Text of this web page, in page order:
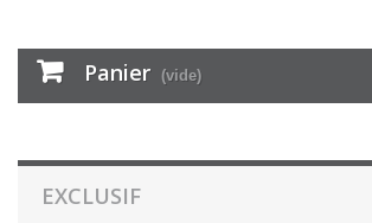
Panier (vide)
EXCLUSIF